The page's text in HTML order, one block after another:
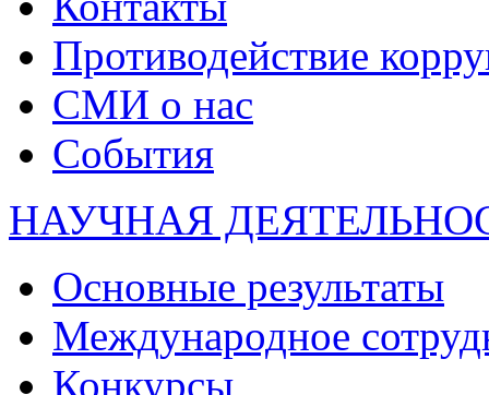
Противодействие
СМИ о нас
События
НАУЧНАЯ
Основные результаты
Международное
Конкурсы